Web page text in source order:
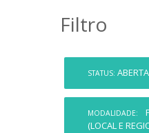
Filtro
STATUS: ABERTA
MODALIDADE:
(LOCAL E